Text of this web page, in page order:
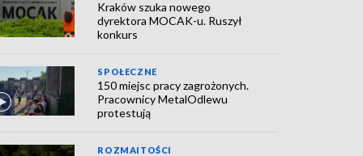
Kraków szuka nowego
dyrektora MOCAK-u. Ruszył
konkurs
SPOŁECZNE
150 miejsc pracy zagrożonych.
Pracownicy MetalOdlewu
protestują
ROZMAITOŚCI